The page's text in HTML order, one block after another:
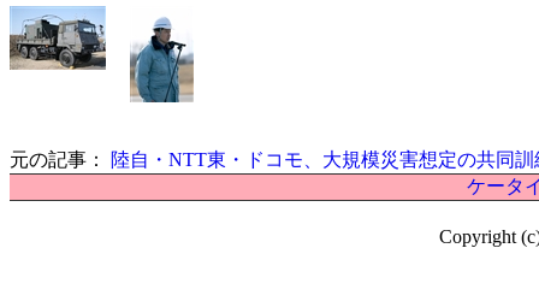
元の記事：
陸自・NTT東・ドコモ、大規模災害想定の共同訓
ケータ
Copyright